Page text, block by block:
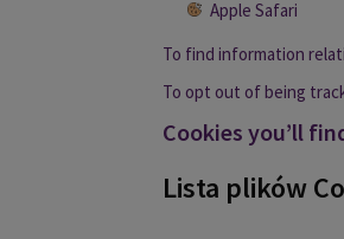
Apple Safari
To find information
To opt out of being
Cookies you’ll
Lista plików